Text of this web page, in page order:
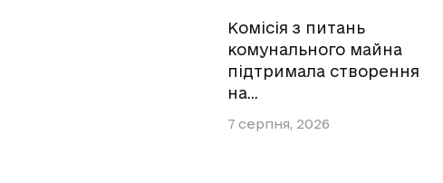
Комісія з питань
комунального майна
підтримала створення
на…
7 серпня, 2026